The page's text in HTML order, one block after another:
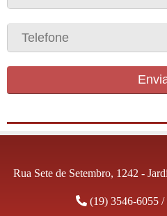
Rua Sete de Setembro, 1242 -
(19) 3546-6055 /